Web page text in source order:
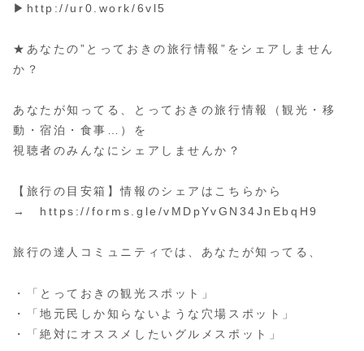
▶︎http://ur0.work/6vl5
★あなたの”とっておきの旅行情報”をシェアしません
か？
あなたが知ってる、とっておきの旅行情報（観光・移
動・宿泊・食事…）を
視聴者のみんなにシェアしませんか？
【旅行の目安箱】情報のシェアはこちらから
→ https://forms.gle/vMDpYvGN34JnEbqH9
旅行の達人コミュニティでは、あなたが知ってる、
・「とっておきの観光スポット」
・「地元民しか知らないような穴場スポット」
・「絶対にオススメしたいグルメスポット」